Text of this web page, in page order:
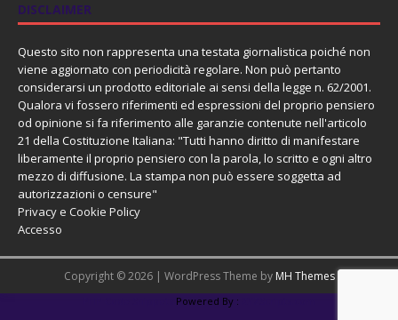
DISCLAIMER
Questo sito non rappresenta una testata giornalistica poiché non
viene aggiornato con periodicità regolare. Non può pertanto
considerarsi un prodotto editoriale ai sensi della legge n. 62/2001.
Qualora vi fossero riferimenti ed espressioni del proprio pensiero
od opinione si fa riferimento alle garanzie contenute nell'articolo
21 della Costituzione Italiana: "Tutti hanno diritto di manifestare
liberamente il proprio pensiero con la parola, lo scritto e ogni altro
mezzo di diffusione. La stampa non può essere soggetta ad
autorizzazioni o censure"
Privacy e Cookie Policy
Accesso
Copyright © 2026 | WordPress Theme by MH Themes
Powered By :